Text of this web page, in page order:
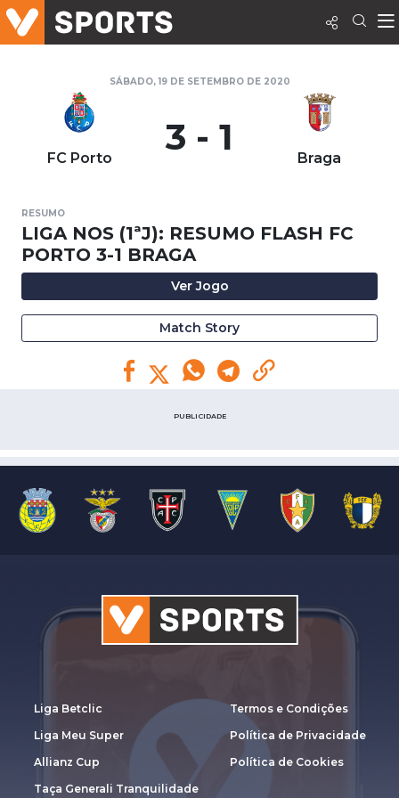
SÁBADO, 19 DE SETEMBRO DE 2020
FC Porto 3 - 1 Braga
RESUMO
LIGA NOS (1ªJ): RESUMO FLASH FC
PORTO 3-1 BRAGA
Ver Jogo
Match Story
PUBLICIDADE
Liga Betclic
Liga Meu Super
Allianz Cup
Taça Generali Tranquilidade
Termos e Condições
Política de Privacidade
Política de Cookies